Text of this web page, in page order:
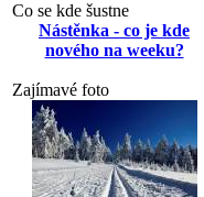
Co se kde šustne
Nástěnka - co je kde
nového na weeku?
Zajímavé foto